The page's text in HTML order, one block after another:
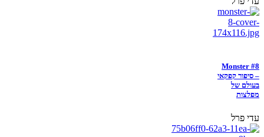
Monster #8
– סיפור קפקאי
בעולם של
מפלצות
עדי פרל